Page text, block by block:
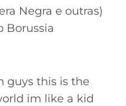
Negra e outras)
Borussia
guys this is the
im like a kid